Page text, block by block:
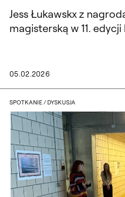
Jess Łukawskx z
magisterską w 11.
05.02.2026
Posiedzenie
SPOTKANIE / DYSKUSJA